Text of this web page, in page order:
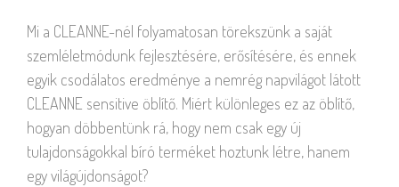
Mi a CLEANNE-nél folyamatosan törekszünk a saját
szemléletmódunk fejlesztésére, erősítésére, és ennek
egyik csodálatos eredménye a nemrég napvilágot látott
CLEANNE sensitive öblítő. Miért különleges ez az öblítő,
hogyan döbbentünk rá, hogy nem csak egy új
tulajdonságokkal bíró terméket hoztunk létre, hanem
egy világújdonságot?